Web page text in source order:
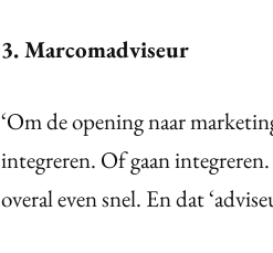
3. Marcomadviseur
‘Om de opening naar
integreren. Of gaan
overal even snel. En dat